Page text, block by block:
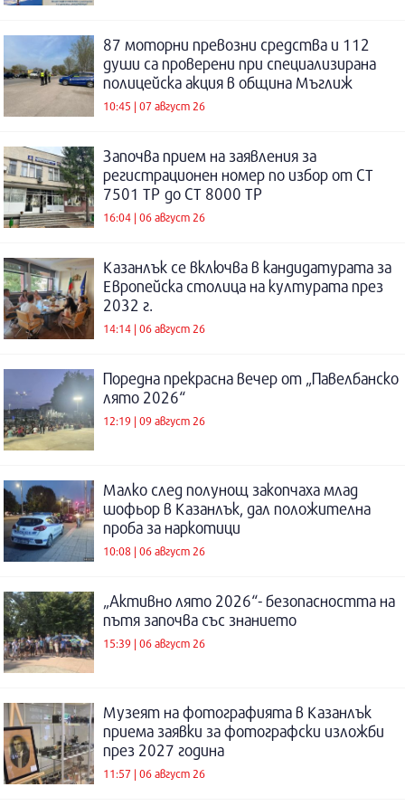
87 моторни превозни средства и 112
души са проверени при специализирана
полицейска акция в община Мъглиж
10:45 | 07 август 26
Започва прием на заявления за
регистрационен номер по избор от СТ
7501 ТР до СТ 8000 ТР
16:04 | 06 август 26
Казанлък се включва в кандидатурата за
Европейска столица на културата през
2032 г.
14:14 | 06 август 26
Поредна прекрасна вечер от „Павелбанско
лято 2026“
12:19 | 09 август 26
Малко след полунощ закопчаха млад
шофьор в Казанлък, дал положителна
проба за наркотици
10:08 | 06 август 26
„Активно лято 2026“- безопасността на
пътя започва със знанието
15:39 | 06 август 26
Музеят на фотографията в Казанлък
приема заявки за фотографски изложби
през 2027 година
11:57 | 06 август 26